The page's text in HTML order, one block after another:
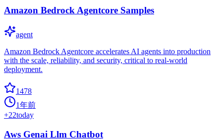
Amazon Bedrock Agentcore Samples
agent
Amazon Bedrock Agentcore accelerates AI agents into production
with the scale, reliability, and security, critical to real-world
deployment.
1478
1年前
+22today
Aws Genai Llm Chatbot